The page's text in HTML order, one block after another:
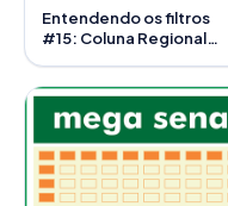
Entendendo os filtros
#15: Coluna Regional